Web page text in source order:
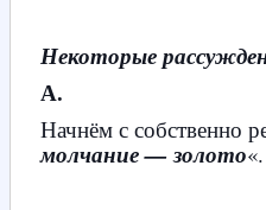
Некоторые
А.
Начнём с собственно
молчание — золото«.